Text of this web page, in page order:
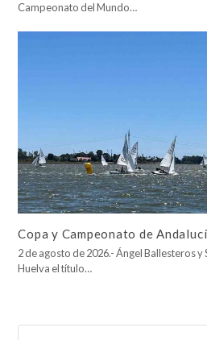
Campeonato del Mundo…
Copa y Campeonato de
2 de agosto de 2026.- Ángel Ballesteros
Huelva el título…